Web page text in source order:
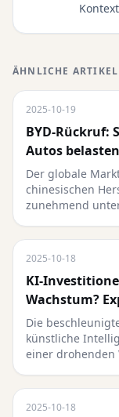
ÄHNLICHE ARTIKEL
2025-10-19
BYD-Rückruf:
Autos
Der globale
chinesischen
zunehmend
2025-10-18
KI-
Wachstum?
Die
künstliche
einer
2025-10-18